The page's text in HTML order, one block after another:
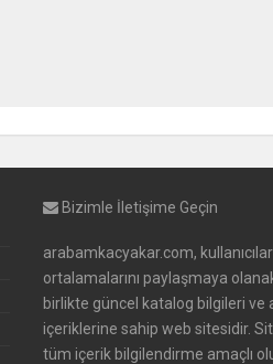
Bizimle İletişime Geçin
arabamkacyakar.com,
ortalamalarını paylaşmaya
birlikte güncel katalog bilgileri ve
içeriklerine sahip web sitesidir.
tüm içerik bilgilendirme amaçlı